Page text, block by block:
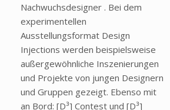
Nachwuchsdesigner . Bei dem
experimentellen
Ausstellungsformat Design
Injections werden beispielsweise
außergewöhnliche Inszenierungen
und Projekte von jungen Designern
und Gruppen gezeigt. Ebenso mit
an Bord: [D³] Contest und [D³]